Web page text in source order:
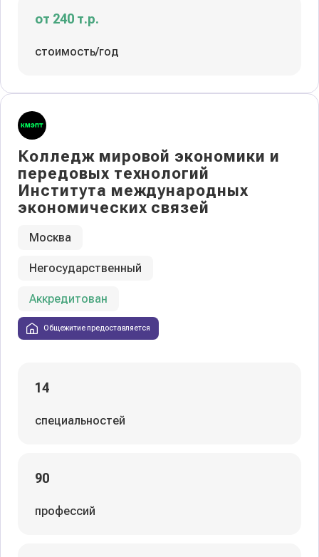
от 240 т.р.
стоимость/год
Колледж мировой экономики и
передовых технологий
Института международных
экономических связей
Москва
Негосударственный
Аккредитован
Общежитие предоставляется
14
специальностей
90
профессий